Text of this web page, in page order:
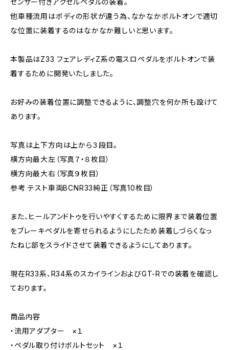
センサー付きアクセルペダルの装着。
他車種流用はボディの形状が違う為、なかなかボルトオンで適切
な位置に装着するのはなかなか難しいと思います。
本製品はZ33 フェアレディZ系の電スロペダルをボルトオンで装
着するために開発いたしました。
お好みの装着位置に調整できるように、調整穴を何か所も設けて
あります。
写真は上下方向は上から３段目。
横方向最大左（写真７・８枚目）
横方向最大右（写真９枚目）
参考 テスト車両BCNR33純正（写真10枚目）
また、ヒールアンドトゥを行いやすくするために限界まで装着位置
をブレーキペダルを寄せられるようにしたため装着しづらくなっ
たねじ部をスライドさせて装着できるようにしてあります。
現在R33系、R34系のスカイラインおよびGT-Rでの装着を確認し
ております。
商品内容
・流用アダプター ×１
・ペダル取り付けボルトセット ×１